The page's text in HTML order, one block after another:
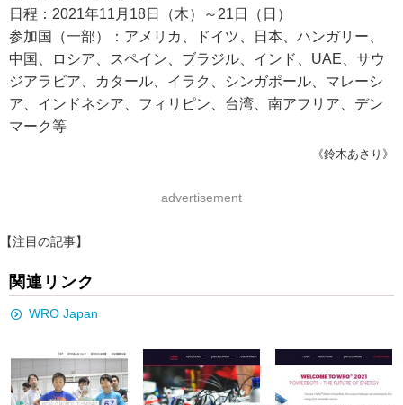
日程：2021年11月18日（木）～21日（日）
参加国（一部）：アメリカ、ドイツ、日本、ハンガリー、
中国、ロシア、スペイン、ブラジル、インド、UAE、サウ
ジアラビア、カタール、イラク、シンガポール、マレーシ
ア、インドネシア、フィリピン、台湾、南アフリア、デン
マーク等
《鈴木あさり》
advertisement
【注目の記事】
関連リンク
WRO Japan